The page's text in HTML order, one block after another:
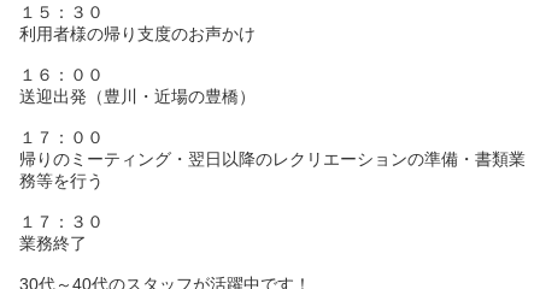
１５：３０
利用者様の帰り支度のお声かけ
１６：００
送迎出発（豊川・近場の豊橋）
１７：００
帰りのミーティング・翌日以降のレクリエーションの準備・書類業
務等を行う
１７：３０
業務終了
30代～40代のスタッフが活躍中です！